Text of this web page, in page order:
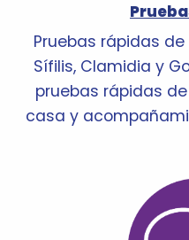
Pruebas rápidas de
Sífilis, Clamidia y
pruebas rápidas
casa y